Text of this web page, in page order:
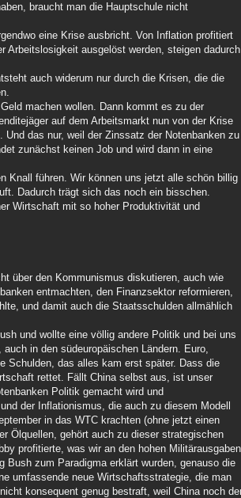
braucht man die Hauptschule nicht
eine Krise ausbricht. Von Inflation profitiert
Arbeitslosigkeit ausgelöst werden, steigen dadurch
auch widerum nur durch die Krisen, die die
machen wollen. Dann kommt es zu der
auf dem Arbeitsmarkt nun von der Krise
Und das nur, weil der Zinssatz der Notenbanken zu
zunächst keinen Job und wird dann in eine
Knall führen. Wir können uns jetzt alle schön billig
Dadurch trägt sich das noch ein bisschen.
Wirtschaft mit so hoher Produktivität und
über den Kommunismus diskutieren, auch wie
entmachten, den Finanzsektor reformieren,
und damit auch die Staatsschulden allmählich
und wollte eine völlig andere Politik und bei uns
in den südeuropäischen Ländern. Euro,
Schulden, das alles kam erst später. Dass die
rettet. Fällt China selbst aus, ist unser
Politik gemacht wird und
der Inflationismus, die auch zu diesem Modell
in das WTC krachten (ohne jetzt einen
Ölquellen, gehört auch zu dieser strategischen
profitierte, was wir an den hohen Militärausgaben
Bush zum Paradigma erklärt wurden, genauso die
umfassende neue Wirtschaftsstrategie, die man
konsequent genug bestraft, weil China noch